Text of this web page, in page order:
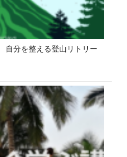
分を整える登山リトリー